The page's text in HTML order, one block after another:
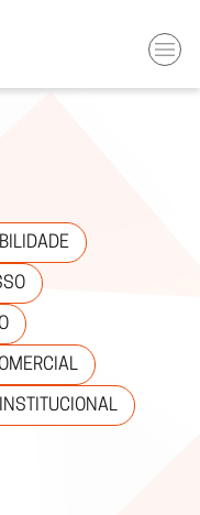
INSTITUCIONAL